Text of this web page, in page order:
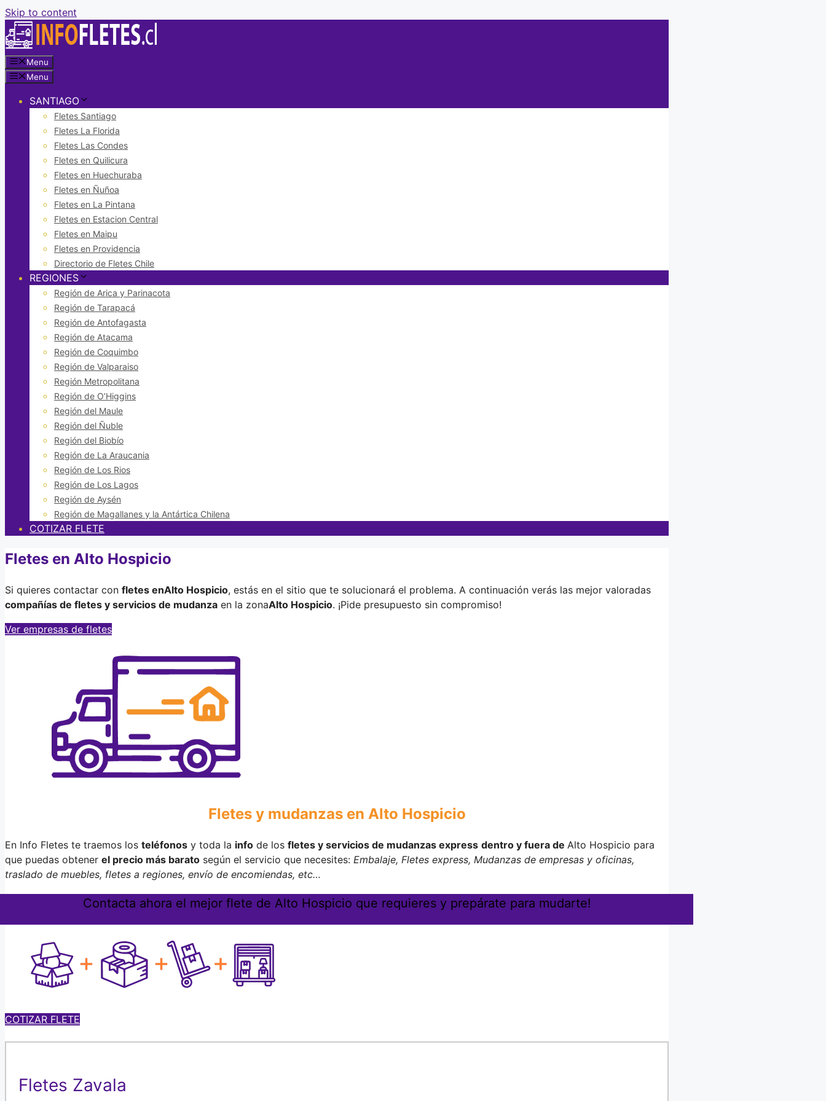
Skip to content
Menu
Menu
SANTIAGO
Fletes Santiago
Fletes La Florida
Fletes Las Condes
Fletes en Quilicura
Fletes en Huechuraba
Fletes en Ñuñoa
Fletes en La Pintana
Fletes en Estacion Central
Fletes en Maipu
Fletes en Providencia
Directorio de Fletes Chile
REGIONES
Región de Arica y Parinacota
Región de Tarapacá
Región de Antofagasta
Región de Atacama
Región de Coquimbo
Región de Valparaiso
Región Metropolitana
Región de O’Higgins
Región del Maule
Región del Ñuble
Región del Biobío
Región de La Araucania
Región de Los Rios
Región de Los Lagos
Región de Aysén
Región de Magallanes y la Antártica Chilena
COTIZAR FLETE
Fletes en Alto Hospicio
Si quieres contactar con fletes enAlto Hospicio, estás en el sitio que te solucionará el problema. A continuación verás las mejor valoradas
compañías de fletes y servicios de mudanza en la zonaAlto Hospicio. ¡Pide presupuesto sin compromiso!
Ver empresas de fletes
Fletes y mudanzas en Alto Hospicio
En Info Fletes te traemos los teléfonos y toda la info de los fletes y servicios de mudanzas express dentro y fuera de Alto Hospicio para
que puedas obtener el precio más barato según el servicio que necesites: Embalaje, Fletes express, Mudanzas de empresas y oficinas,
traslado de muebles, fletes a regiones, envío de encomiendas, etc…
Contacta ahora el mejor flete de Alto Hospicio que requieres y prepárate para mudarte!
COTIZAR FLETE
Fletes Zavala